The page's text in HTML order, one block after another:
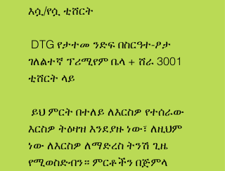
እሷ/የሷ ቲሸርት
ገለልተኛ ፕሪሚየም ቤላ + ሸራ 3001
ቲሸርት ላይ
እርስዎ ትዕዛዝ እንደያዙ ነው፣ ለዚህም
ነው ለእርስዎ ለማድረስ ትንሽ ጊዜ
የሚወስድብን። ምርቶችን በጅምላ